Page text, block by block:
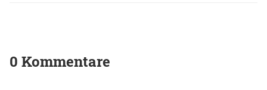
0 Kommentare